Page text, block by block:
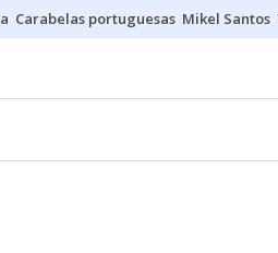
Carabelas portuguesas Mikel Santos